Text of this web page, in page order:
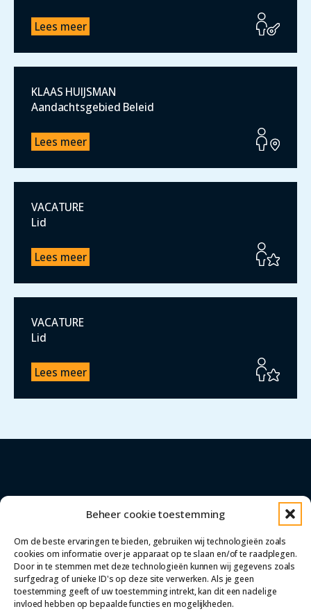
Beheer cookie toestemming
Om de beste ervaringen te bieden, gebruiken wij technologieën zoals
cookies om informatie over je apparaat op te slaan en/of te raadplegen.
Door in te stemmen met deze technologieën kunnen wij gegevens zoals
surfgedrag of unieke ID's op deze site verwerken. Als je geen
toestemming geeft of uw toestemming intrekt, kan dit een nadelige
invloed hebben op bepaalde functies en mogelijkheden.
Lees meer
KLAAS HUIJSMAN
Aandachtsgebied Beleid
Lees meer
VACATURE
Lid
Lees meer
VACATURE
Lid
Lees meer
Meesters met Magisterinfo@meestersmetmagister.nl
Cookieverklaring
Privacyverklaring
Nieuws
Agenda